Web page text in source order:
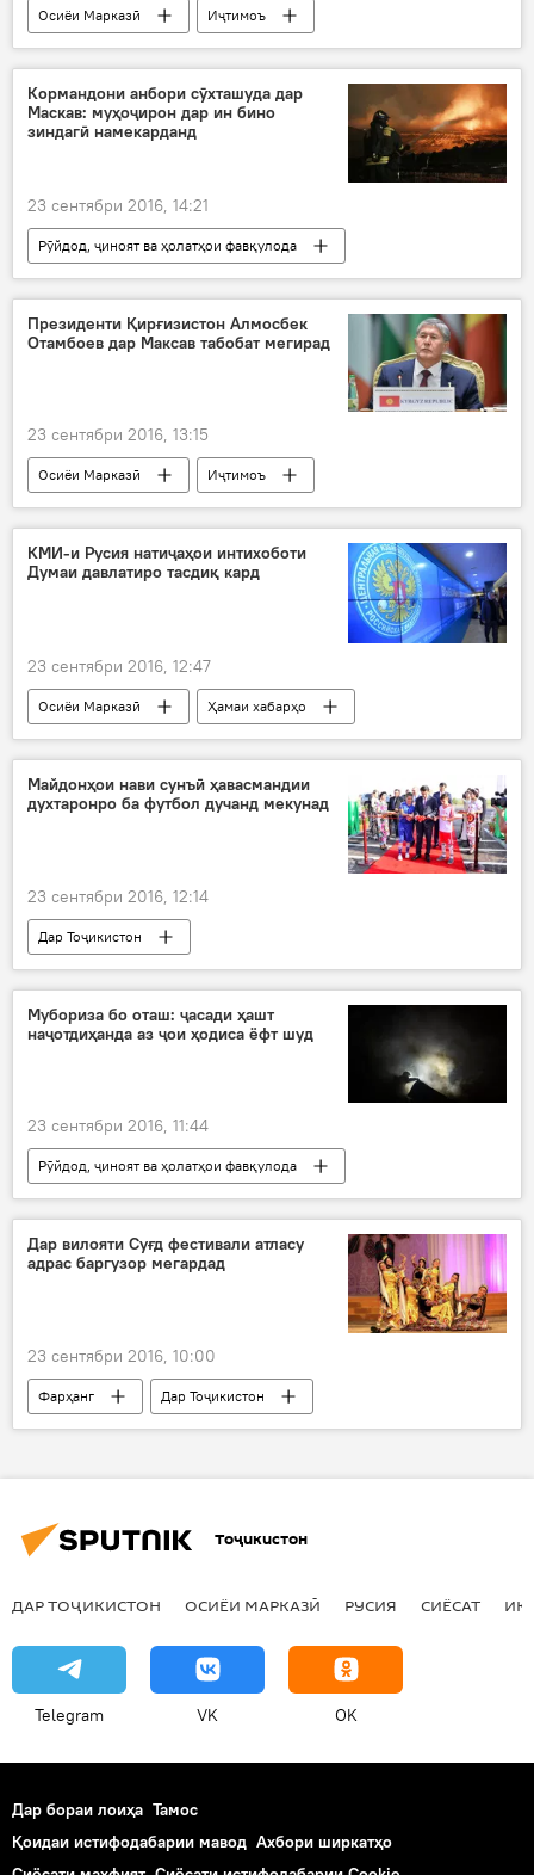
Осиёи Марказӣ
Иҷтимоъ
Ҳамаи хабарҳо
Душанбе
САҲА
Шермуҳаммади Шоҳиён
Вячеслав Лебедев
САҲА
Кормандони анбори сӯхташуда дар
Маскав: муҳоҷирон дар ин бино
зиндагӣ намекарданд
23 сентябри 2016, 14:21
Рӯйдод, ҷиноят ва ҳолатҳои фавқулода
Осиёи Марказӣ
Таҳқиқ
Ҳамаи хабарҳо
Гасан
МЧС Русия
сӯхтор
расиши кӯтоҳи ноқилҳо
Президенти Қирғизистон Алмосбек
Отамбоев дар Максав табобат мегирад
23 сентябри 2016, 13:15
Осиёи Марказӣ
Иҷтимоъ
Ҳамаи хабарҳо
Қирғизистон
Алмосбек Атамбоев
Дар Русия
КМИ-и Русия натиҷаҳои интихоботи
Думаи давлатиро тасдиқ кард
23 сентябри 2016, 12:47
Осиёи Марказӣ
Ҳамаи хабарҳо
КМИ Русия
Натиҷаҳои интихоботро КМИ Русия тасдиқ намуд
Дар Русия
Майдонҳои нави сунъӣ ҳавасмандии
духтаронро ба футбол дучанд мекунад
23 сентябри 2016, 12:14
Дар Тоҷикистон
Навигариҳои варзиши Тоҷикистон
Ҳамаи хабарҳо
Мубориза бо оташ: ҷасади ҳашт
наҷотдиҳанда аз ҷои ҳодиса ёфт шуд
23 сентябри 2016, 11:44
Рӯйдод, ҷиноят ва ҳолатҳои фавқулода
Дар ҷаҳон
Ҳамаи хабарҳо
Маскав
МЧС Русия
оташ
ҳашт нафар ҳалок
наҷотдиҳандагон
Дар вилояти Суғд фестивали атласу
адрас баргузор мегардад
23 сентябри 2016, 10:00
Фарҳанг
Дар Тоҷикистон
Ҳамаи хабарҳо
Суғд
Тоҷикистон
ДАР ТОҶИКИСТОН ОСИЁИ МАРКАЗӢ РУСИЯ СИЁСАТ
Telegram VK OK
Дар бораи лоиҳа Тамос
Қоидаи истифодабарии мавод Ахбори ширкатҳо